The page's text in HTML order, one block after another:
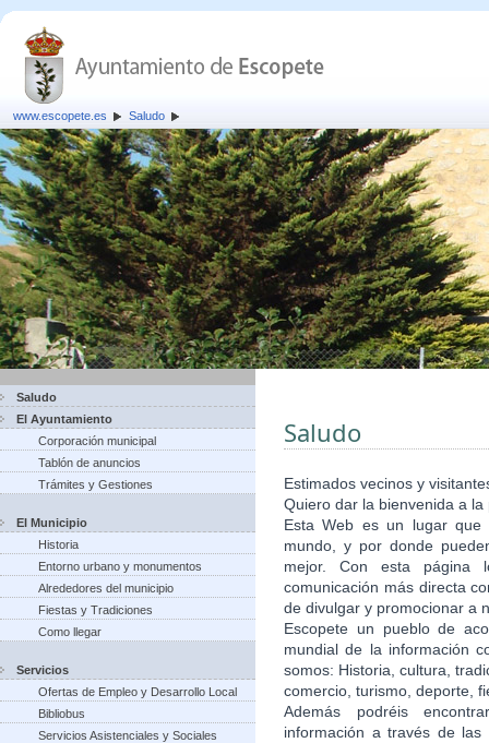
www.escopete.es Saludo
Saludo
El Ayuntamiento
Corporación municipal
Tablón de anuncios
Trámites y Gestiones
El Municipio
Historia
Entorno urbano y monumentos
Alrededores del municipio
Fiestas y Tradiciones
Como llegar
Servicios
Ofertas de Empleo y Desarrollo Local
Bibliobus
Servicios Asistenciales y Sociales
Saludo
Estimados vecinos y
Quiero dar la bienvenida a
Esta Web es un lugar
mundo, y por donde
mejor. Con esta página
comunicación más directa
de divulgar y promocionar a
Escopete un pueblo de
mundial de la información
somos: Historia, cultura,
comercio, turismo, deporte,
Además podréis
información a través de